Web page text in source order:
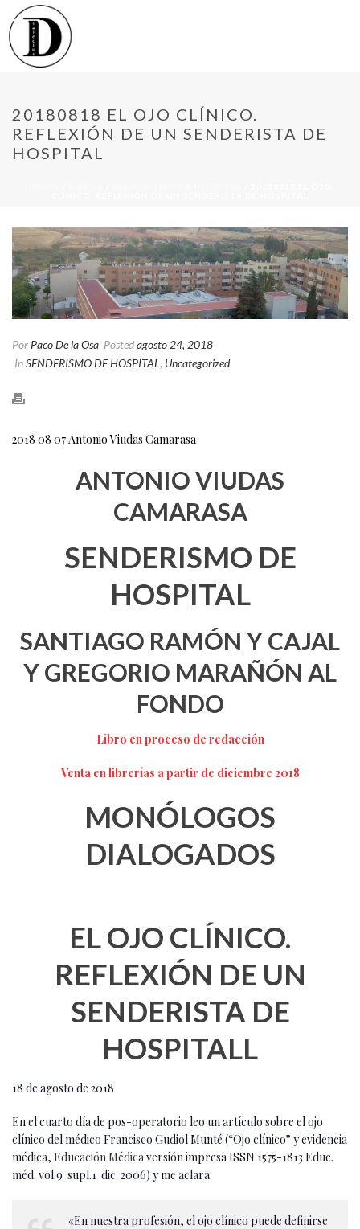
20180818 EL OJO CLÍNICO.
REFLEXIÓN DE UN SENDERISTA DE
HOSPITAL
Por Paco De la Osa Postedagosto 24, 2018
InSENDERISMO DE HOSPITAL, Uncategorized
2018 08 07 Antonio Viudas Camarasa
ANTONIO VIUDAS
CAMARASA
SENDERISMO DE
HOSPITAL
SANTIAGO RAMÓN Y CAJAL
Y GREGORIO MARAÑÓN AL
FONDO
Libro en proceso de redacción
Venta en librerías a partir de diciembre 2018
MONÓLOGOS
DIALOGADOS
EL OJO CLÍNICO.
REFLEXIÓN DE UN
SENDERISTA DE
HOSPITALL
18 de agosto de 2018
En el cuarto día de pos-operatorio leo un artículo sobre el ojo
clínico del médico Francisco Gudiol Munté (“Ojo clínico” y evidencia
médica, Educación Médica versión impresa ISSN 1575-1813 Educ.
méd. vol.9 supl.1 dic. 2006) y me aclara:
«En nuestra profesión, el ojo clínico puede definirse